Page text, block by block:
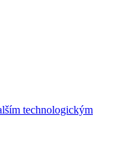
technologickým